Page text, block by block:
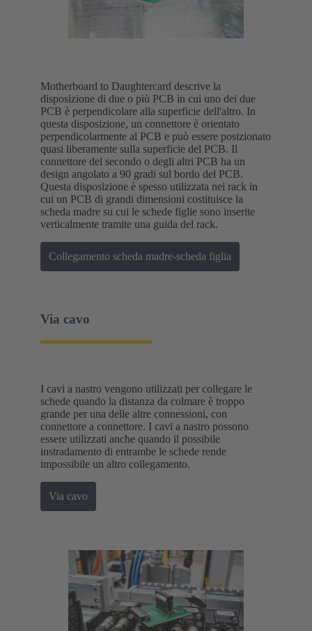
Motherboard to Daughtercard descrive la
disposizione di due o più PCB in cui uno dei due
PCB è perpendicolare alla superficie dell'altro. In
questa disposizione, un connettore è orientato
perpendicolarmente al PCB e può essere posizionato
quasi liberamente sulla superficie del PCB. Il
connettore del secondo o degli altri PCB ha un
design angolato a 90 gradi sul bordo del PCB.
Questa disposizione è spesso utilizzata nei rack in
cui un PCB di grandi dimensioni costituisce la
scheda madre su cui le schede figlie sono inserite
verticalmente tramite una guida del rack.
Collegamento scheda madre-scheda figlia
Via cavo
I cavi a nastro vengono utilizzati per collegare le
schede quando la distanza da colmare è troppo
grande per una delle altre connessioni, con
connettore a connettore. I cavi a nastro possono
essere utilizzati anche quando il possibile
instradamento di entrambe le schede rende
impossibile un altro collegamento.
Via cavo